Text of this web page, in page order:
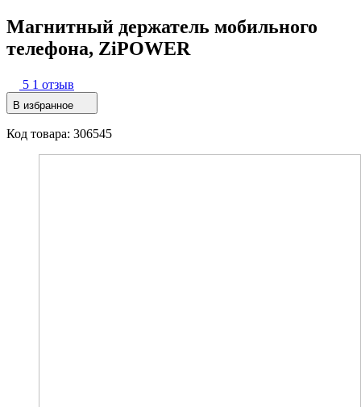
Магнитный держатель мобильного
телефона, ZiPOWER
5 1 отзыв
В избранное
Код товара: 306545